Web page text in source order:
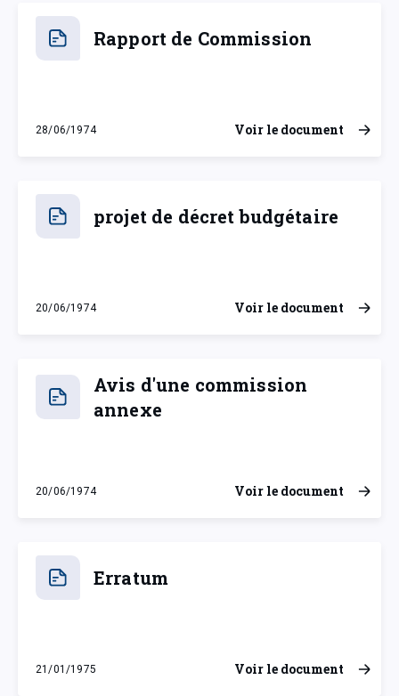
Rapport de Commission
28/06/1974
vendredi 28 juin 1974
Voir le document
projet de décret budgétaire
20/06/1974
jeudi 20 juin 1974
Voir le document
Avis d'une commission
annexe
20/06/1974
jeudi 20 juin 1974
Voir le document
Erratum
21/01/1975
mardi 21 janvier 1975
Voir le document